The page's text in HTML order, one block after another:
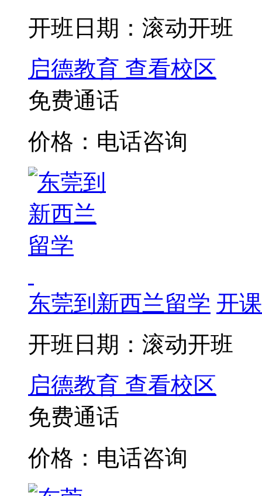
开班日期：滚动开班
启德教育 查看校区
免费通话
价格：电话咨询
东莞到新西兰留学 开
开班日期：滚动开班
启德教育 查看校区
免费通话
价格：电话咨询